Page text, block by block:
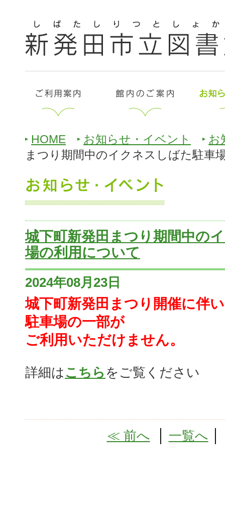
HOME お知らせ・イベント
お
まつり期間中のイクネスしばた駐車
城下町新発田まつり期間中の
場の利用について
2024年08月23日
城下町新発田まつり開催に伴
駐車場の一部が
ご利用いただけません。
詳細は こちら をご覧ください
≪ 前へ 一覧へ